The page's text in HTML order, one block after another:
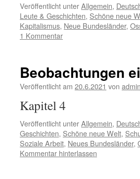
Veröffentlicht unterAllgemein,
Leute & Geschichten, Schöne neue
Kapitalismus, Neue Bundesländer,
1 Kommentar
Beobachtungen
Veröffentlicht am 20.6.2021 von admin
Kapitel 4
Veröffentlicht unterAllgemein,
Geschichten, Schöne neue Welt,
Soziale Arbeit, Neues Bundesländer,
Kommentar hinterlassen